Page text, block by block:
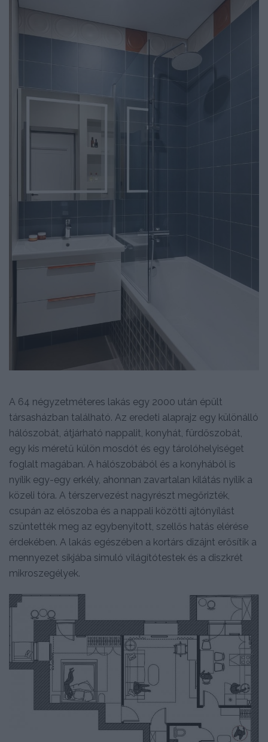
A 64 négyzetméteres lakás egy 2000 után épült
társasházban található. Az eredeti alaprajz egy különálló
hálószobát, átjárható nappalit, konyhát, fürdőszobát,
egy kis méretű külön mosdót és egy tárolóhelyiséget
foglalt magában. A hálószobából és a konyhából is
nyílik egy-egy erkély, ahonnan zavartalan kilátás nyílik a
közeli tóra. A térszervezést nagyrészt megőrizték,
csupán az előszoba és a nappali közötti ajtónyílást
szüntették meg az egybenyitott, szellős hatás elérése
érdekében. A lakás egészében a kortárs dizájnt erősítik a
mennyezet síkjába simuló világítótestek és a diszkrét
mikroszegélyek.